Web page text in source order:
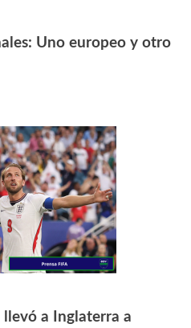
Uno europeo y otro
a Inglaterra a